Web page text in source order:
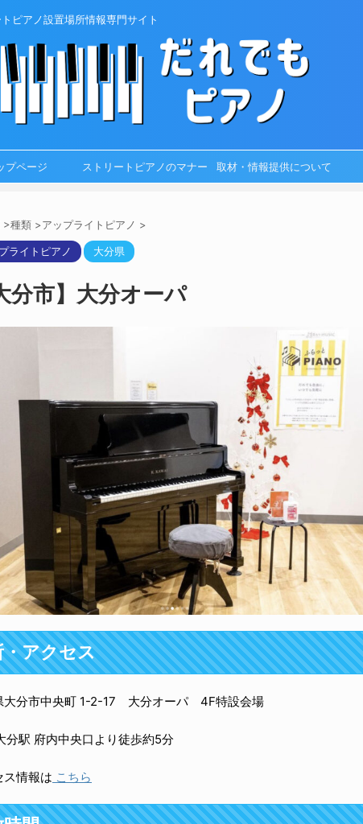
ピアノ設置場所情報専門サイト
プページ ストリートピアノのマナー 取材・情報提供について
>種類 >アップライトピアノ >
ライトピアノ 大分県
分市】大分オーパ
大分市中央町 1-2-17 大分オーパ 4F特設会場